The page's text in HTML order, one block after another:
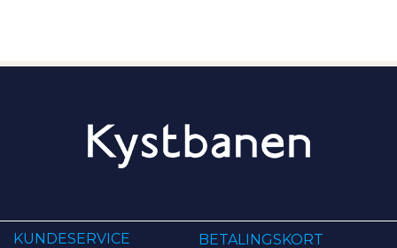
KUNDESERVICE BETALINGSKORT